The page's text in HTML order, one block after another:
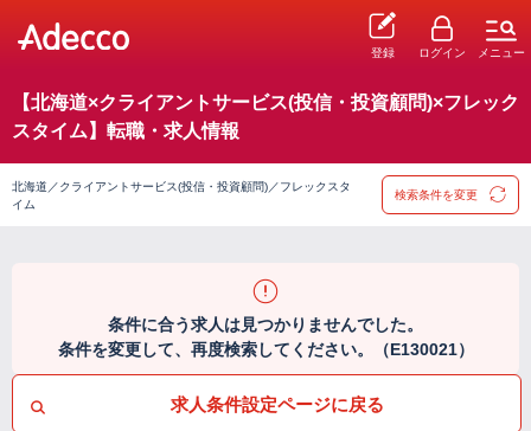
登録 ログイン メニュー
【北海道×クライアントサービス(投信・投資顧問)×フレック
スタイム】転職・求人情報
北海道／クライアントサービス(投信・投資顧問)／フレックスタ
イム
検索条件を変更
条件に合う求人は見つかりませんでした。
条件を変更して、再度検索してください。（E130021）
求人条件設定ページに戻る